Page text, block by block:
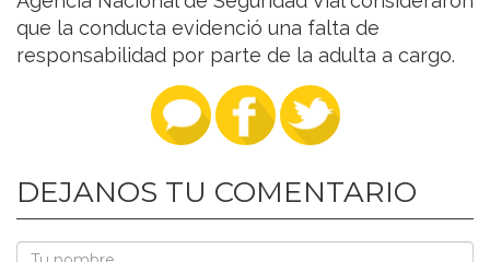
que la conducta evidenció una falta de
responsabilidad por parte de la adulta a cargo.
DEJANOS TU COMENTARIO